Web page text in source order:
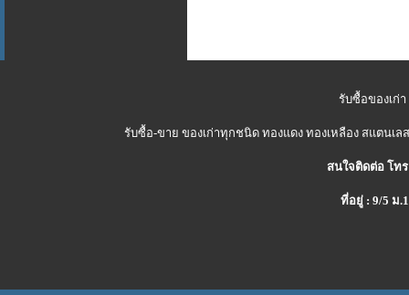
รับซื้อของเก่
รับซื้อ-ขาย ของเก่าทุกชนิด ทองแดง ทองเหลือง สแตนเ
สนใจติดต่อ โทร
ที่อยู่ : 9/5 ม